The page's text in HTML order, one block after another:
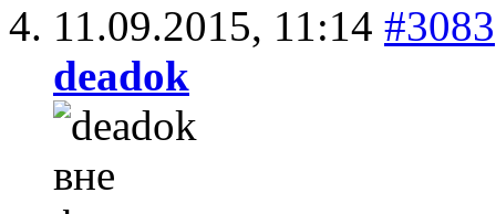
11.09.2015, 11:14 #3083
deadok